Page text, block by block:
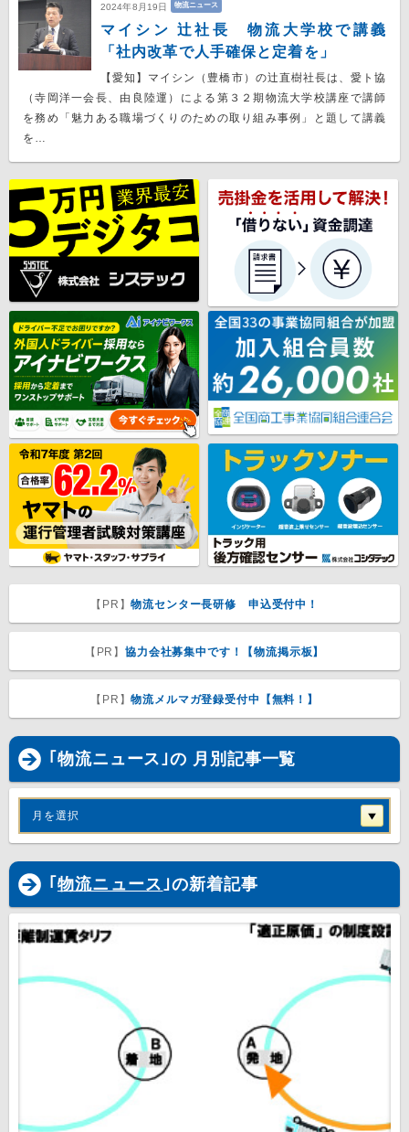
2024年8月19日 物流ニュース
マイシン 辻社長 物流大学校で講義
「社内改革で人手確保と定着を」
【愛知】マイシン（豊橋市）の辻直樹社長は、愛ト協
（寺岡洋一会長、由良陸運）による第３２期物流大学校講座で講師
を務め「魅力ある職場づくりのための取り組み事例」と題して講義
を…
【PR】物流センター長研修 申込受付中！
【PR】協力会社募集中です！【物流掲示板】
【PR】物流メルマガ登録受付中【無料！】
｢物流ニュース｣の 月別記事一覧
月を選択
｢ 物流ニュース｣の新着記事